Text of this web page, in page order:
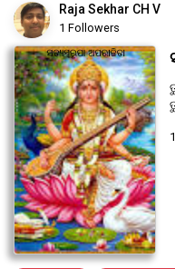
Raja Sekhar CH V
1 Followers